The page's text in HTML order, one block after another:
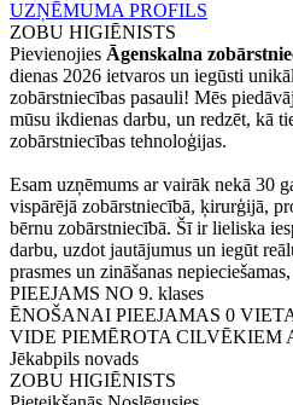
UZŅĒMUMA PROFILS
ZOBU HIGIĒNISTS
Pievienojies Āgenskalna
dienas 2026 ietvaros un iegūsti
zobārstniecības pasauli! Mēs
mūsu ikdienas darbu, un redzēt, kā
zobārstniecības tehnoloģijas.
Esam uzņēmums ar vairāk nekā 30
vispārējā zobārstniecībā, ķirurģijā,
bērnu zobārstniecībā. Šī ir lieliska
darbu, uzdot jautājumus un iegūt
prasmes un zināšanas
PIEEJAMS NO 9. klases
ĒNOŠANAI PIEEJAMAS 0
VIDE PIEMĒROTA CILVĒKIEM
Jēkabpils novads
ZOBU HIGIĒNISTS